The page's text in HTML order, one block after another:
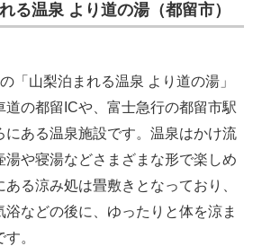
る温泉 より道の湯（都留市）
「山梨泊まれる温泉 より道の湯」
道の都留ICや、富士急行の都留市駅
にある温泉施設です。温泉はかけ流
湯や寝湯などさまざまな形で楽しめ
る涼み処は畳敷きとなっており、
浴などの後に、ゆったりと体を涼ま
。